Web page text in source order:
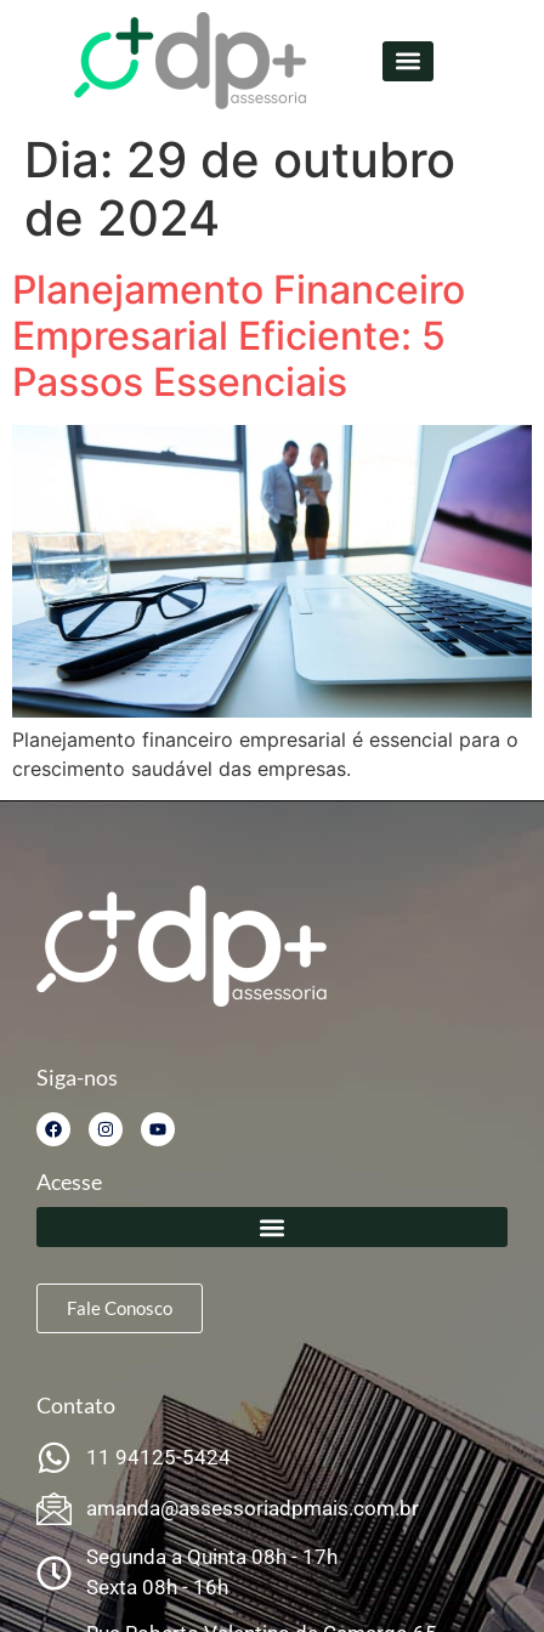
Dia: 29 de outubro
de 2024
Planejamento Financeiro
Empresarial Eficiente: 5
Passos Essenciais
Planejamento financeiro empresarial é essencial para o
crescimento saudável das empresas.
Siga-nos
Acesse
Fale Conosco
Contato
11 94125-5424
amanda@assessoriadpmais.com.br
Segunda a Quinta 08h - 17h
Sexta 08h - 16h